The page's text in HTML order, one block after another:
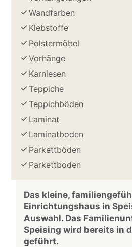
Wandfarben
Klebstoffe
Polstermöbel
Vorhänge
Karniesen
Teppiche
Teppichböden
Laminat
Laminatboden
Parkettböden
Parkettboden
Das kleine,
Einrichtungshaus in
Auswahl. Das
Speising wird bereits in
geführt.